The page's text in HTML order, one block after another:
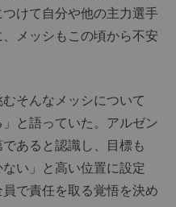
けて自分や他の主力選手
メッシもこの頃から不安
そんなメッシについて
と語っていた。アルゼン
あると認識し、目標も
い」と高い位置に設定
で責任を取る覚悟を決め